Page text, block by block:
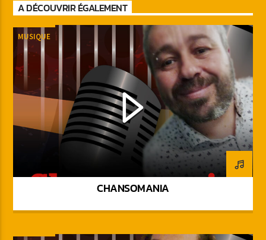
A DÉCOUVRIR ÉGALEMENT
MUSIQUE
CHANSOMANIA